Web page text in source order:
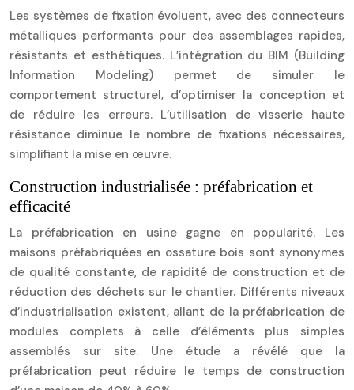
Les systèmes de fixation évoluent, avec des connecteurs
métalliques performants pour des assemblages rapides,
résistants et esthétiques. L’intégration du BIM (Building
Information Modeling) permet de simuler le
comportement structurel, d’optimiser la conception et
de réduire les erreurs. L’utilisation de visserie haute
résistance diminue le nombre de fixations nécessaires,
simplifiant la mise en œuvre.
Construction industrialisée : préfabrication et
efficacité
La préfabrication en usine gagne en popularité. Les
maisons préfabriquées en ossature bois sont synonymes
de qualité constante, de rapidité de construction et de
réduction des déchets sur le chantier. Différents niveaux
d’industrialisation existent, allant de la préfabrication de
modules complets à celle d’éléments plus simples
assemblés sur site. Une étude a révélé que la
préfabrication peut réduire le temps de construction